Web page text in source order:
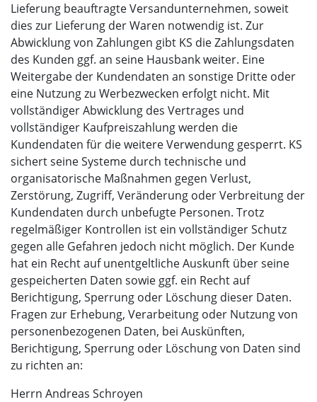
Lieferung beauftragte Versandunternehmen, soweit
dies zur Lieferung der Waren notwendig ist. Zur
Abwicklung von Zahlungen gibt KS die Zahlungsdaten
des Kunden ggf. an seine Hausbank weiter. Eine
Weitergabe der Kundendaten an sonstige Dritte oder
eine Nutzung zu Werbezwecken erfolgt nicht. Mit
vollständiger Abwicklung des Vertrages und
vollständiger Kaufpreiszahlung werden die
Kundendaten für die weitere Verwendung gesperrt. KS
sichert seine Systeme durch technische und
organisatorische Maßnahmen gegen Verlust,
Zerstörung, Zugriff, Veränderung oder Verbreitung der
Kundendaten durch unbefugte Personen. Trotz
regelmäßiger Kontrollen ist ein vollständiger Schutz
gegen alle Gefahren jedoch nicht möglich. Der Kunde
hat ein Recht auf unentgeltliche Auskunft über seine
gespeicherten Daten sowie ggf. ein Recht auf
Berichtigung, Sperrung oder Löschung dieser Daten.
Fragen zur Erhebung, Verarbeitung oder Nutzung von
personenbezogenen Daten, bei Auskünften,
Berichtigung, Sperrung oder Löschung von Daten sind
zu richten an:
Herrn Andreas Schroyen